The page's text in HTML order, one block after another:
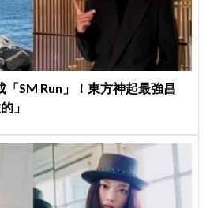
「SM Run」！東方神起最強昌
」